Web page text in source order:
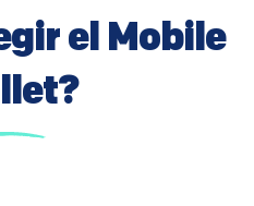
el Mobile